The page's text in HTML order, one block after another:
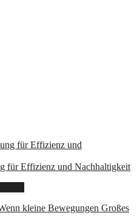
für Effizienz und Nachhaltigkeit